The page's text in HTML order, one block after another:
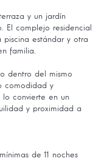
y un jardín
El complejo residencial
piscina estándar y otra
familia.
dentro del mismo
comodidad y
lo convierte en un
y proximidad a
de 11 noches